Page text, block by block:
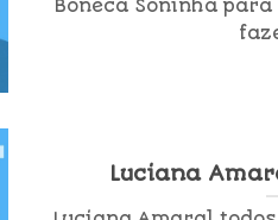
Boneca Soninha
Luciana